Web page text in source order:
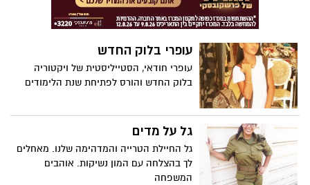
עופרי בלוק החדש
עופרי חודאי, הסטייליסטית של ויקטוריה
בלוק החדש והורס לפתיחת שנת הלימודים
גל על מדים
גל החיילת הטרייה והמדהימה שלנו. מאחלים
לך בהצלחה עם המון נשיקות. אוהבים
המשפחה